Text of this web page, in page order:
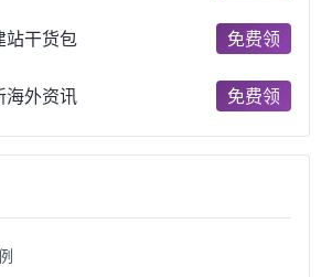
亚跨境电商
巴巴跨境电商
跨境电商跨境电商的模式
电商的优势
站干货包 免费领
海外资讯 免费领